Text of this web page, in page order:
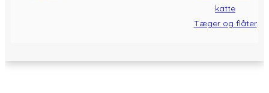
Tæger og flåter